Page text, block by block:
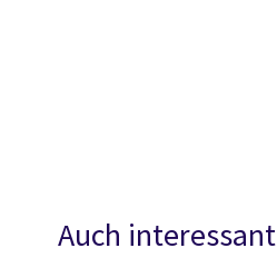
Auch interessant